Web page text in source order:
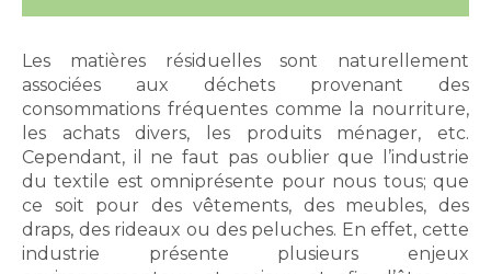
Les matières résiduelles sont naturellement
associées aux déchets provenant des
consommations fréquentes comme la nourriture,
les achats divers, les produits ménager, etc.
Cependant, il ne faut pas oublier que l’industrie
du textile est omniprésente pour nous tous; que
ce soit pour des vêtements, des meubles, des
draps, des rideaux ou des peluches. En effet, cette
industrie présente plusieurs enjeux